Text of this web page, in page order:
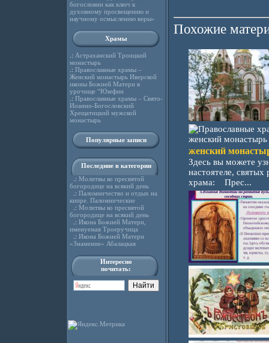
богословии как ключ к
духовному просвещению и
научному осмыслению веры»
Храмы
.: Астраханский Троицкий
монастырь
.: Православные храмы –
Женский монастырь Иверской
иконы Божией Матери в
урочище “Юзефин
.: Православные храмы – Свято-
Иоанно-Богословский
Хрещатицкий мужской
монастырь
Популярные записи
Последние в категории
.: Молитвы ко пресвятой
богородице на всякий день
.: Паломничество и отдых на
кипре. Паломнические
.: Молитвы ко пресвятой
богородице на всякий день
.: Икона Божией Матери,
именуемая Троеручица
.: Икона Божией Матери
«Знамение» Абалацкая
Интересно
почитать:
Похожие
женский
Здесь вы можете
настоятеле,
храма: Прес...